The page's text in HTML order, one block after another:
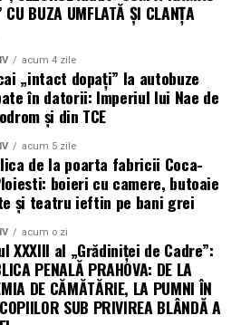
CU BUZA UMFLATĂ ȘI CLANȚA
acum 4 zile
„intact dopați” la autobuze
în datorii: Imperiul lui Nae de
și din TCE
acum 5 zile
de la poarta fabricii Coca-
boieri cu camere, butoaie
și teatru ieftin pe bani grei
acum o zi
XXXIII al „Grădiniței de Cadre”:
PENALĂ PRAHOVA: DE LA
DE CĂMĂTĂRIE, LA PUMNI ÎN
SUB PRIVIREA BLÂNDĂ A